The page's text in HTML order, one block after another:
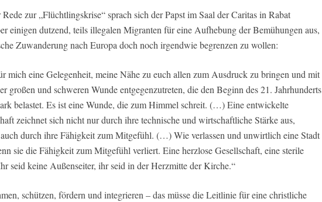
Rede zur „Flüchtlingskrise“ sprach sich der Papst im Saal der Caritas in Rabat
einigen dutzend, teils illegalen Migranten für eine Aufhebung der Bemühungen aus,
Zuwanderung nach Europa doch noch irgendwie begrenzen zu wollen:
mich eine Gelegenheit, meine Nähe zu euch allen zum Ausdruck zu bringen und mit
großen und schweren Wunde entgegenzutreten, die den Beginn des 21. Jahrhunderts
belastet. Es ist eine Wunde, die zum Himmel schreit. (…) Eine entwickelte
zeichnet sich nicht nur durch ihre technische und wirtschaftliche Stärke aus,
durch ihre Fähigkeit zum Mitgefühl. (…) Wie verlassen und unwirtlich eine Stadt
sie die Fähigkeit zum Mitgefühl verliert. Eine herzlose Gesellschaft, eine sterile
seid keine Außenseiter, ihr seid in der Herzmitte der Kirche.“
schützen, fördern und integrieren – das müsse die Leitlinie für eine christliche